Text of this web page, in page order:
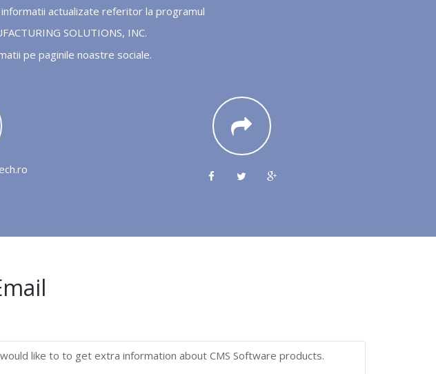
actualizate referitor la programul
SOLUTIONS, INC.
pe paginile noastre sociale.